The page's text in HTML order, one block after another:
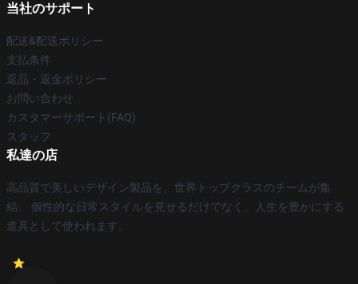
当社のサポート
配送&配送ポリシー
支払条件
返品・返金ポリシー
お問い合わせ
カスタマーサポート(FAQ)
スタッフ
私達の店
高品質で美しいデザイン製品を、世界トップクラスのチームが集
結。 個性的な日常スタイルを見せるだけでなく、人生を豊かにする
道具として使われます。